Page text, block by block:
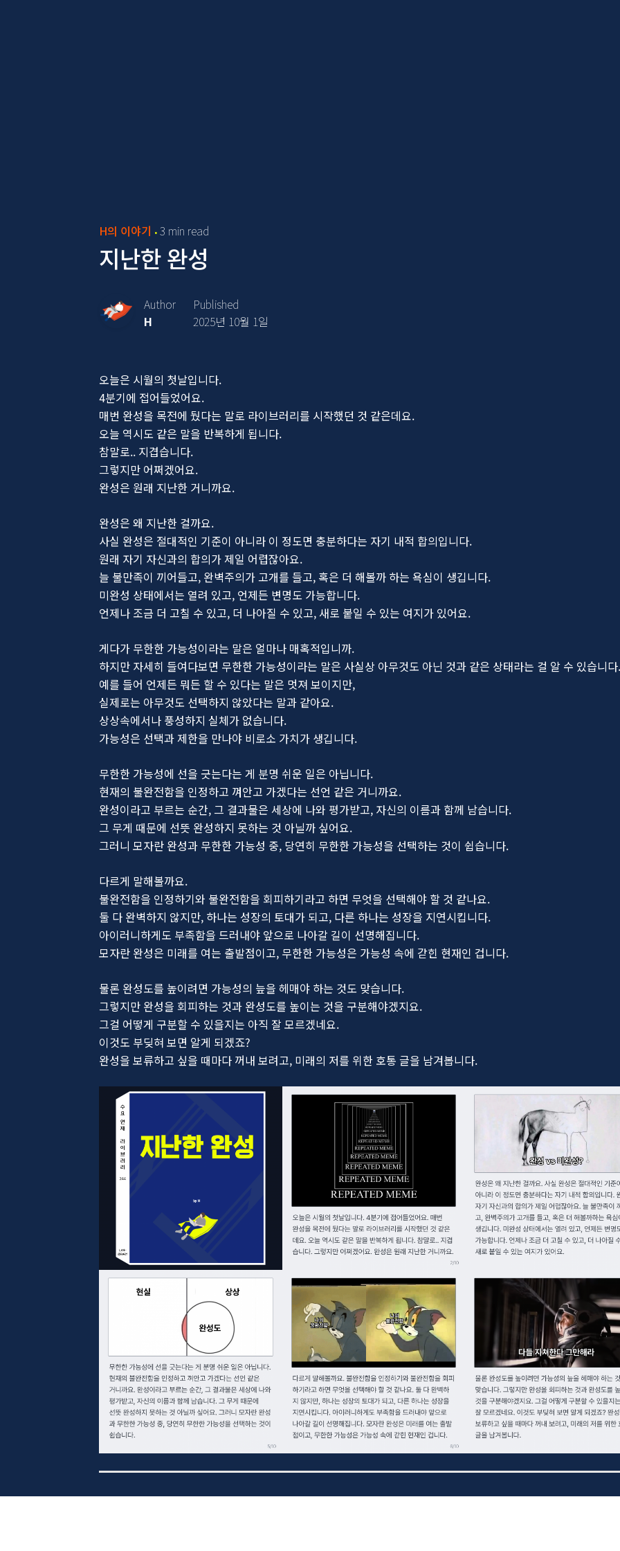
H의 이야기 3 min read
지난한 완성
Author
H
Published
2025년 10월 1일
오늘은 시월의 첫날입니다.
4분기에 접어들었어요.
매번 완성을 목전에 뒀다는 말로 라이브러리를 시작했던 것 같은데요.
오늘 역시도 같은 말을 반복하게 됩니다.
참말로.. 지겹습니다.
그렇지만 어쩌겠어요.
완성은 원래 지난한 거니까요.
완성은 왜 지난한 걸까요.
사실 완성은 절대적인 기준이 아니라 이 정도면 충분하다는 자기 내적 합의입니다.
원래 자기 자신과의 합의가 제일 어렵잖아요.
늘 불만족이 끼어들고, 완벽주의가 고개를 들고, 혹은 더 해볼까 하는 욕심이 생깁니다.
미완성 상태에서는 열려 있고, 언제든 변명도 가능합니다.
언제나 조금 더 고칠 수 있고, 더 나아질 수 있고, 새로 붙일 수 있는 여지가 있어요.
게다가 무한한 가능성이라는 말은 얼마나 매혹적입니까.
하지만 자세히 들여다보면 무한한 가능성이라는 말은 사실상 아무것도 아닌 것과 같은 상태라는 걸 알 수 있습니
예를 들어 언제든 뭐든 할 수 있다는 말은 멋져 보이지만,
실제로는 아무것도 선택하지 않았다는 말과 같아요.
상상속에서나 풍성하지 실체가 없습니다.
가능성은 선택과 제한을 만나야 비로소 가치가 생깁니다.
무한한 가능성에 선을 긋는다는 게 분명 쉬운 일은 아닙니다.
현재의 불완전함을 인정하고 껴안고 가겠다는 선언 같은 거니까요.
완성이라고 부르는 순간, 그 결과물은 세상에 나와 평가받고, 자신의 이름과 함께 남습니다.
그 무게 때문에 선뜻 완성하지 못하는 것 아닐까 싶어요.
그러니 모자란 완성과 무한한 가능성 중, 당연히 무한한 가능성을 선택하는 것이 쉽습니다.
다르게 말해볼까요.
불완전함을 인정하기와 불완전함을 회피하기라고 하면 무엇을 선택해야 할 것 같나요.
둘 다 완벽하지 않지만, 하나는 성장의 토대가 되고, 다른 하나는 성장을 지연시킵니다.
아이러니하게도 부족함을 드러내야 앞으로 나아갈 길이 선명해집니다.
모자란 완성은 미래를 여는 출발점이고, 무한한 가능성은 가능성 속에 갇힌 현재인 겁니다.
물론 완성도를 높이려면 가능성의 늪을 헤매야 하는 것도 맞습니다.
그렇지만 완성을 회피하는 것과 완성도를 높이는 것을 구분해야겠지요.
그걸 어떻게 구분할 수 있을지는 아직 잘 모르겠네요.
이것도 부딪혀 보면 알게 되겠죠?
완성을 보류하고 싶을 때마다 꺼내 보려고, 미래의 저를 위한 호통 글을 남겨봅니다.